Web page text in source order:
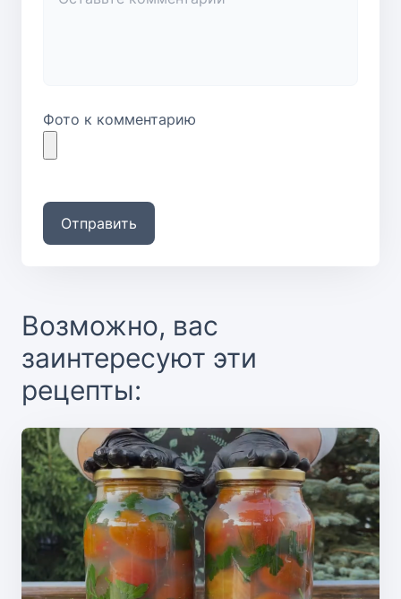
Фото к комментарию
Отправить
Возможно, вас
заинтересуют эти
рецепты: